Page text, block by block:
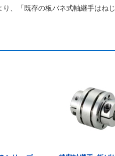
、「既存の板バネ式軸継手はね